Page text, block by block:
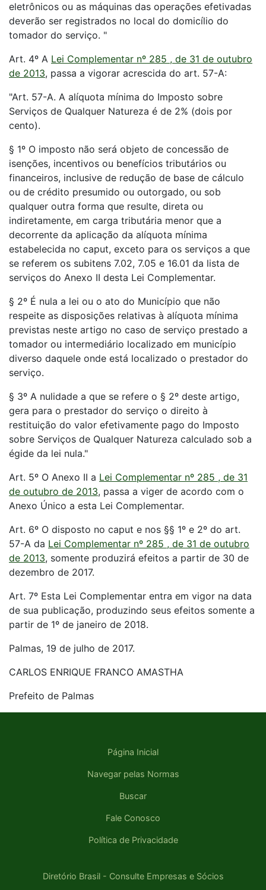
eletrônicos ou as máquinas das operações efetivadas
deverão ser registrados no local do domicílio do
tomador do serviço. "
Art. 4º A Lei Complementar nº 285 , de 31 de outubro
de 2013, passa a vigorar acrescida do art. 57-A:
"Art. 57-A. A alíquota mínima do Imposto sobre
Serviços de Qualquer Natureza é de 2% (dois por
cento).
§ 1º O imposto não será objeto de concessão de
isenções, incentivos ou benefícios tributários ou
financeiros, inclusive de redução de base de cálculo
ou de crédito presumido ou outorgado, ou sob
qualquer outra forma que resulte, direta ou
indiretamente, em carga tributária menor que a
decorrente da aplicação da alíquota mínima
estabelecida no caput, exceto para os serviços a que
se referem os subitens 7.02, 7.05 e 16.01 da lista de
serviços do Anexo II desta Lei Complementar.
§ 2º É nula a lei ou o ato do Município que não
respeite as disposições relativas à alíquota mínima
previstas neste artigo no caso de serviço prestado a
tomador ou intermediário localizado em município
diverso daquele onde está localizado o prestador do
serviço.
§ 3º A nulidade a que se refere o § 2º deste artigo,
gera para o prestador do serviço o direito à
restituição do valor efetivamente pago do Imposto
sobre Serviços de Qualquer Natureza calculado sob a
égide da lei nula."
Art. 5º O Anexo II a Lei Complementar nº 285 , de 31
de outubro de 2013, passa a viger de acordo com o
Anexo Único a esta Lei Complementar.
Art. 6º O disposto no caput e nos §§ 1º e 2º do art.
57-A da Lei Complementar nº 285 , de 31 de outubro
de 2013, somente produzirá efeitos a partir de 30 de
dezembro de 2017.
Art. 7º Esta Lei Complementar entra em vigor na data
de sua publicação, produzindo seus efeitos somente a
partir de 1º de janeiro de 2018.
Palmas, 19 de julho de 2017.
CARLOS ENRIQUE FRANCO AMASTHA
Prefeito de Palmas
Página Inicial
Navegar pelas Normas
Buscar
Fale Conosco
Política de Privacidade
Diretório Brasil - Consulte Empresas e Sócios